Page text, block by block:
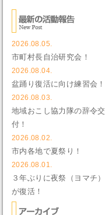
2026.08.05.
市町村長自治研究会！
2026.08.04.
盆踊り復活に向け練習会！
2026.08.03.
地域おこし協力隊の辞令交
付！
2026.08.02.
市内各地で夏祭り！
2026.08.01.
３年ぶりに夜祭（ヨマチ）
が復活！